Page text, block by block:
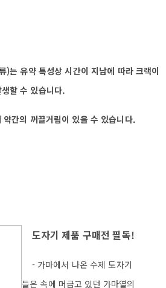
)는 유약 특성상 시간이 지남에 따라 크랙이
생할 수 있습니다.
간의 꺼끌거림이 있을 수 있습니다.
도자기 제품 구매전 필독!
- 가마에서 나온 수제 도자기
들은 속에 머금고 있던 가마열의